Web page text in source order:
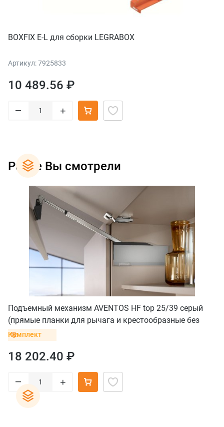
BOXFIX E-L для сборки LEGRABOX
Артикул: 7925833
10 489.56 ₽
– +
Ранее Вы смотрели
Подъемный механизм AVENTOS HF top 25/39 серый
(прямые планки для рычага и крестообразные без
винта для петель)
Комплект
18 202.40 ₽
– +